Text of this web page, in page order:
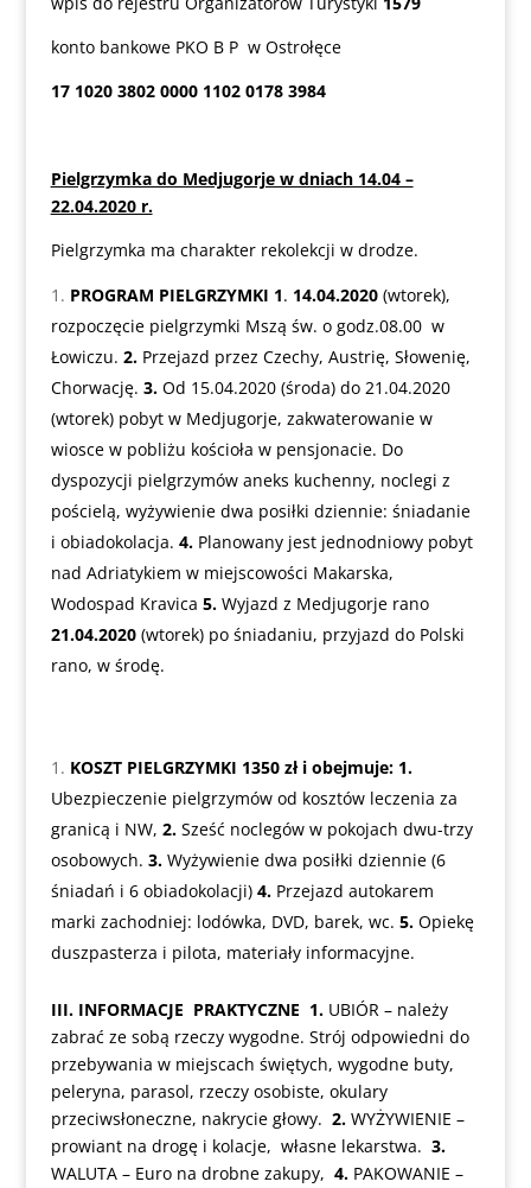
konto bankowe PKO B P w Ostrołęce
17 1020 3802 0000 1102 0178 3984
Pielgrzymka do Medjugorje w dniach 14.04 –
22.04.2020 r.
Pielgrzymka ma charakter rekolekcji w drodze.
PROGRAM PIELGRZYMKI 1. 14.04.2020(wtorek),
rozpoczęcie pielgrzymki Mszą św. o godz.08.00 w
Łowiczu. 2.Przejazd przez Czechy, Austrię, Słowenię,
Chorwację. 3.Od 15.04.2020 (środa) do 21.04.2020
(wtorek) pobyt w Medjugorje, zakwaterowanie w
wiosce w pobliżu kościoła w pensjonacie. Do
dyspozycji pielgrzymów aneks kuchenny, noclegi z
pościelą, wyżywienie dwa posiłki dziennie: śniadanie
i obiadokolacja. 4.Planowany jest jednodniowy pobyt
nad Adriatykiem w miejscowości Makarska,
Wodospad Kravica 5.Wyjazd z Medjugorje rano
21.04.2020(wtorek) po śniadaniu, przyjazd do Polski
rano, w środę.
KOSZT PIELGRZYMKI 1350 zł i obejmuje: 1.
Ubezpieczenie pielgrzymów od kosztów leczenia za
granicą i NW, 2.Sześć noclegów w pokojach dwu-trzy
osobowych. 3.Wyżywienie dwa posiłki dziennie (6
śniadań i 6 obiadokolacji) 4.Przejazd autokarem
marki zachodniej: lodówka, DVD, barek, wc. 5.Opiekę
duszpasterza i pilota, materiały informacyjne.
III. INFORMACJE PRAKTYCZNE 1.UBIÓR – należy
zabrać ze sobą rzeczy wygodne. Strój odpowiedni do
przebywania w miejscach świętych, wygodne buty,
peleryna, parasol, rzeczy osobiste, okulary
przeciwsłoneczne, nakrycie głowy. 2.WYŻYWIENIE –
prowiant na drogę i kolacje, własne lekarstwa. 3.
WALUTA – Euro na drobne zakupy, 4.PAKOWANIE –